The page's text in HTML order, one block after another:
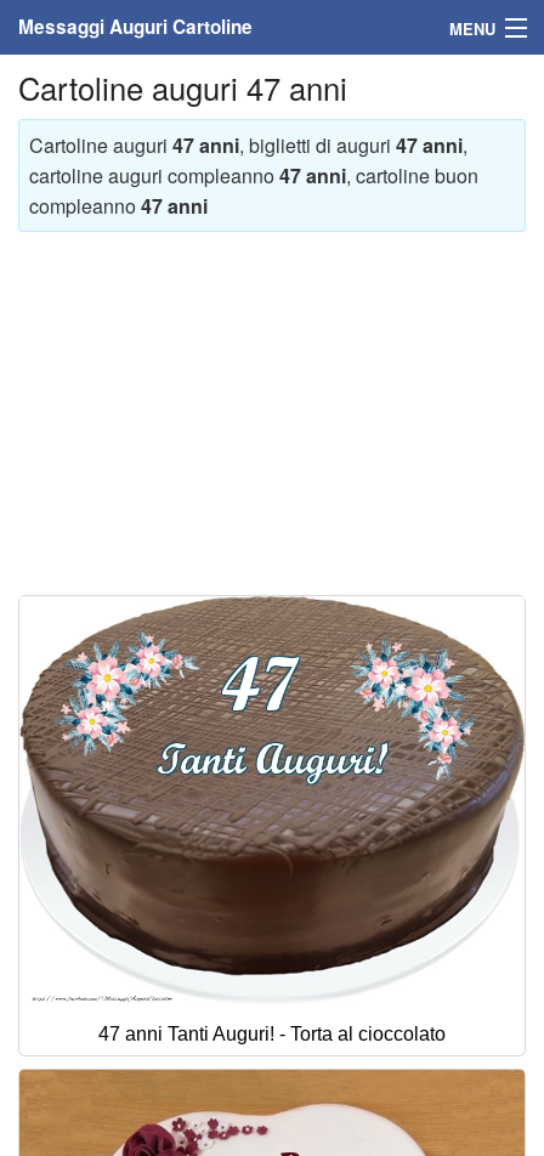
Messaggi Auguri Cartoline MENU
Home
Messaggi
Cartoline
Cartoline musicali
Cartoline animate
Accedi
Cartoline auguri 47 anni
Cartoline auguri 47 anni, biglietti di auguri 47 anni,
cartoline auguri compleanno47 anni, cartoline buon
compleanno47 anni
47 anni Tanti Auguri! - Torta al cioccolato